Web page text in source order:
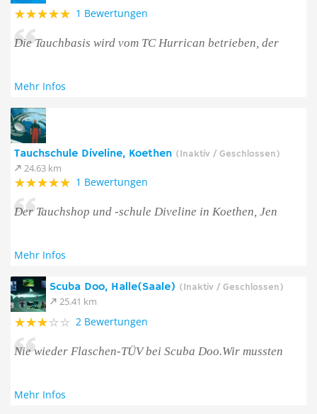
1 Bewertungen
Die Tauchbasis wird vom TC Hurrican betrieben, der
Mehr Infos
Tauchschule Diveline, Koethen (Inaktiv / Geschlossen)
24.63 km
1 Bewertungen
Der Tauchshop und -schule Diveline in Koethen, Jen
Mehr Infos
Scuba Doo, Halle(Saale) (Inaktiv / Geschlossen)
25.41 km
2 Bewertungen
Nie wieder Flaschen-TÜV bei Scuba Doo.Wir mussten
Mehr Infos